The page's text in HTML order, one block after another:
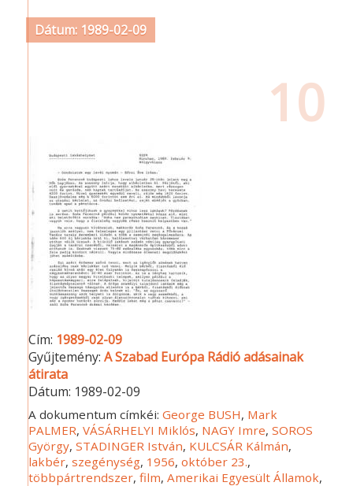
Dátum: 1989-02-09
10
Cím: 1989-02-09
Gyűjtemény:A Szabad Európa Rádió adásainak
átirata
Dátum: 1989-02-09
A dokumentum címkéi:George BUSH, Mark
PALMER,VÁSÁRHELYI Miklós, NAGY Imre,SOROS
György,STADINGER István, KULCSÁR Kálmán,
lakbér,szegénység, 1956,október 23.,
többpártrendszer,film,Amerikai Egyesült Államok,